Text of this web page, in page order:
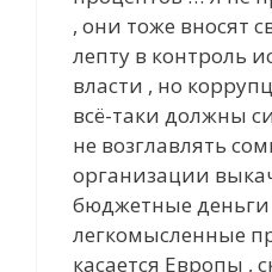
, они тоже вносят
лепту в контроль
власти , но
всё-таки должны
не возглавлять
организации
бюджетные деньги
легкомысленные
касается Европы ,